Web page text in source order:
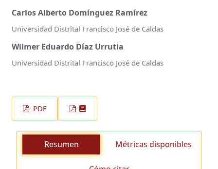
Carlos Alberto Domínguez Ramírez
Universidad Distrital Francisco José de Caldas
Wilmer Eduardo Díaz Urrutia
Universidad Distrital Francisco José de Caldas
PDF
Resumen Métricas disponibles